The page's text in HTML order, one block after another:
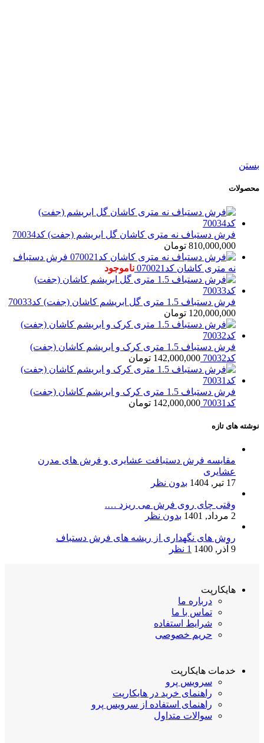
بستن
محصولات
فرش دستباف نه متری کاشان گل ابریشم (جفت) کد70034
810,000,000 تومان
فرش دستباف
نه متری کاشان کد070021
ناموجود
فرش دستباف 1.5 متری گل ابریشم کاشان (جفت) کد70033
120,000,000 تومان
فرش دستباف 1.5 متری کرک و ابریشم کاشان (جفت)
کد70032
142,000,000 تومان
فرش دستباف 1.5 متری کرک و ابریشم کاشان (جفت)
کد70031
142,000,000 تومان
نوشته های تازه
مقایسه فرش دستبافت عشایری و فرش های مدرن
عشایری
17 تیر, 1404
بدون نظر
وقتی چای روی فرش می ریزد ….
2 مرداد, 1401
بدون نظر
روش های نگهداری از ریشه های فرش دستباف
9 آذر, 1400
1 نظر
هایکارپت
درباره ما
تماس با ما
شرایط استفاده
حریم خصوصی
خدمات هایکارپت
سرویس پرو
راهنمای خرید در هایکارپت
راهنمای استفاده از سرویس پرو
سوالات متداول